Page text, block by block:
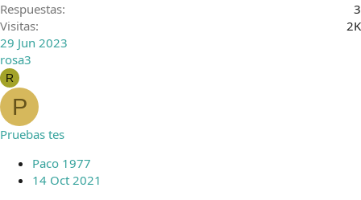
Respuestas
3
Visitas
2K
29 Jun 2023
rosa3
R
P
Pruebas tes
Paco 1977
14 Oct 2021